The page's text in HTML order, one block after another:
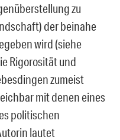
zu
der beinahe
wird (siehe
Rigorosität und
zumeist
mit denen eines
politischen
lautet